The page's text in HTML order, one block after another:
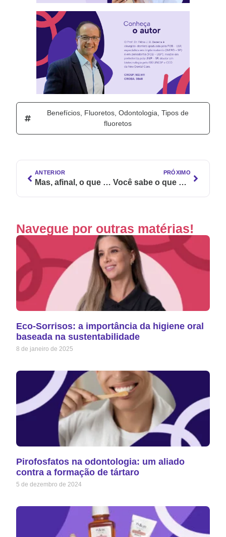
Benefícios, Fluoretos, Odontologia, Tipos de
fluoretos
ANTERIOR
Mas, afinal, o que é uma pasta de dente natural?
PRÓXIMO
Você sabe o que é Oral Care?
Navegue por outras matérias!
Eco-Sorrisos: a importância da higiene oral
baseada na sustentabilidade
8 de janeiro de 2025
Pirofosfatos na odontologia: um aliado
contra a formação de tártaro
5 de dezembro de 2024